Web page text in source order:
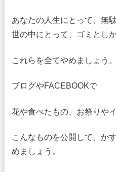
あなたの人生にとって、無駄
世の中にとって、ゴミとし
これらを全てやめましょう。
ブログやFACEBOOKで
花や食べたもの、お祭りや
こんなものを公開して、か
めましょう。